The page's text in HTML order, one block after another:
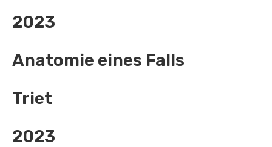
2023
Anatomie eines Falls
Triet
2023